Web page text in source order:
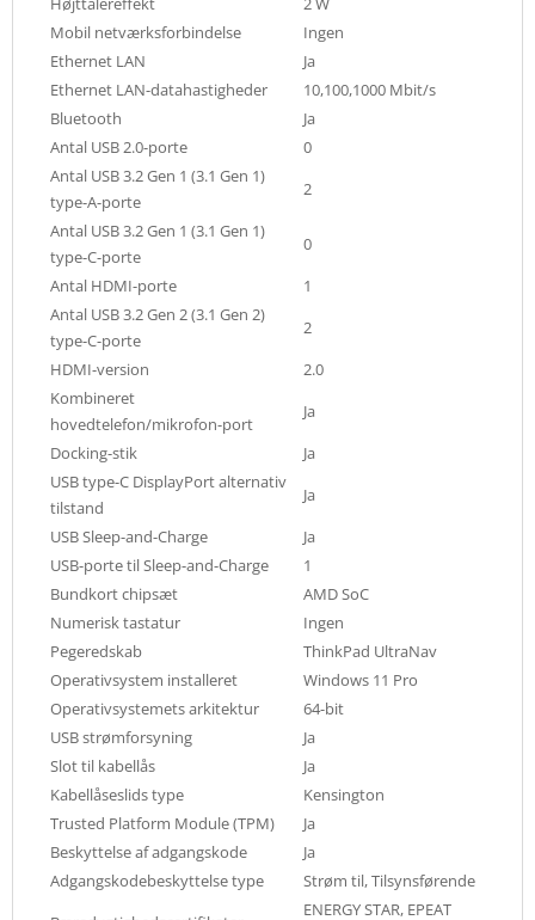
Mobil netværksforbindelse
Ingen
Ethernet LAN
Ja
Ethernet LAN-datahastigheder
10,100,1000 Mbit/s
Bluetooth
Ja
Antal USB 2.0-porte
0
Antal USB 3.2 Gen 1 (3.1 Gen 1)
type-A-porte
2
Antal USB 3.2 Gen 1 (3.1 Gen 1)
type-C-porte
0
Antal HDMI-porte
1
Antal USB 3.2 Gen 2 (3.1 Gen 2)
type-C-porte
2
HDMI-version
2.0
Kombineret
hovedtelefon/mikrofon-port
Ja
Docking-stik
Ja
USB type-C DisplayPort alternativ
tilstand
Ja
USB Sleep-and-Charge
Ja
USB-porte til Sleep-and-Charge
1
Bundkort chipsæt
AMD SoC
Numerisk tastatur
Ingen
Pegeredskab
ThinkPad UltraNav
Operativsystem installeret
Windows 11 Pro
Operativsystemets arkitektur
64-bit
USB strømforsyning
Ja
Slot til kabellås
Ja
Kabellåseslids type
Kensington
Trusted Platform Module (TPM)
Ja
Beskyttelse af adgangskode
Ja
Adgangskodebeskyttelse type
Strøm til, Tilsynsførende
ENERGY STAR, EPEAT